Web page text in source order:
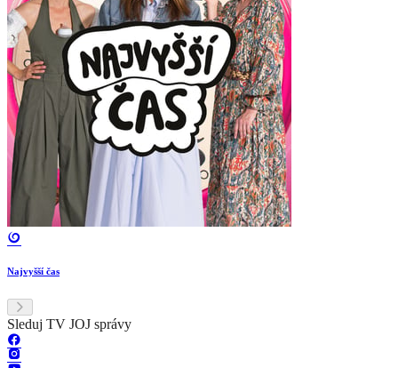
Najvyšší čas
Sleduj TV JOJ správy